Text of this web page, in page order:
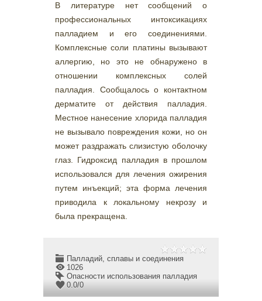
В литературе нет сообщений о
профессиональных интоксикациях
палладием и его соединениями.
Комплексные соли платины вызывают
аллергию, но это не обнаружено в
отношении комплексных солей
палладия. Сообщалось о контактном
дерматите от действия палладия.
Местное нанесение хлорида палладия
не вызывало повреждения кожи, но он
может раздражать слизистую оболочку
глаз. Гидроксид палладия в прошлом
использовался для лечения ожирения
путем инъекций; эта форма лечения
приводила к локальному некрозу и
была прекращена.
Палладий, сплавы и соединения
1026
Опасности использования палладия
0.0/0